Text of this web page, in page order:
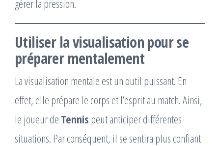
gérer la pression.
Utiliser la visualisation pour se
préparer mentalement
La visualisation mentale est un outil puissant. En
effet, elle prépare le corps et l’esprit au match. Ainsi,
le joueur de Tennis peut anticiper différentes
situations. Par conséquent, il se sentira plus confiant